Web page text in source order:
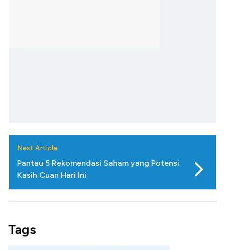
Next Article
Pantau 5 Rekomendasi Saham yang Potensi
Kasih Cuan Hari Ini
Tags